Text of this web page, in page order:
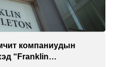
компаниудын
“Franklin